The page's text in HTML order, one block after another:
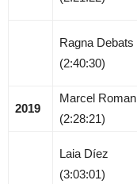
Ragna Debats
(2:40:30)
2019
Marcel
(2:28:21)
Laia Díez
(3:03:01)